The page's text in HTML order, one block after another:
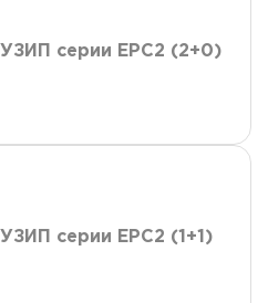
УЗИП серии ЕРС2 (2+0)
УЗИП серии ЕРС2 (1+1)